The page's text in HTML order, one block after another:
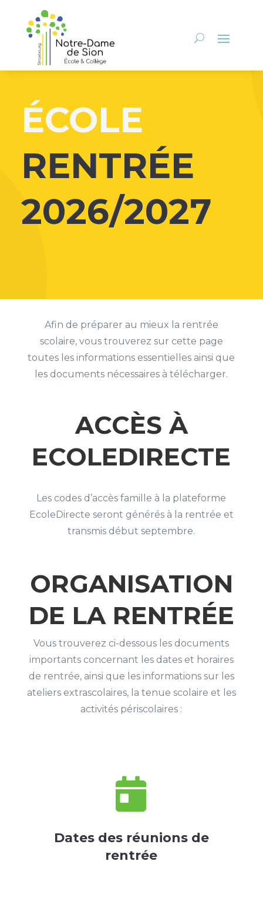
ÉCOLE
RENTRÉE
2026/2027
Afin de préparer au mieux la rentrée
scolaire, vous trouverez sur cette page
toutes les informations essentielles ainsi que
les documents nécessaires à télécharger.
ACCÈS À
ECOLEDIRECTE
Les codes d’accès famille à la plateforme
EcoleDirecte seront générés à la rentrée et
transmis début septembre.
ORGANISATION
DE LA RENTRÉE
Vous trouverez ci-dessous les documents
importants concernant les dates et horaires
de rentrée, ainsi que les informations sur les
ateliers extrascolaires, la tenue scolaire et les
activités périscolaires :

Dates des réunions de
rentrée